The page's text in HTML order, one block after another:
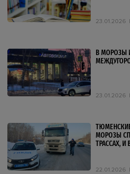
23.01.2026
В МОРОЗЫ
23.01.2026
МОРОЗЫ
ТРАССАХ, И
22.01.2026